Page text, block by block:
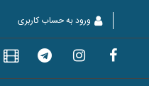
ورود به حساب کاربری